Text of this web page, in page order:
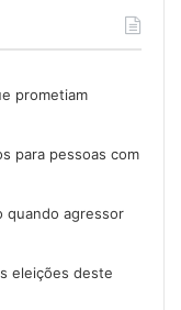
prometiam
para pessoas com
quando agressor
eleições deste